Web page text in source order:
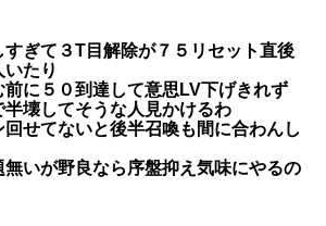
ぎて３T目解除が７５リセット直後
たり
に５０到達して意思LV下げきれず
壊してそうな人見かけるわ
せてないと後半召喚も間に合わんし
いが野良なら序盤抑え気味にやるの